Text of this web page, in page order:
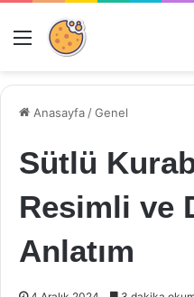
Menü
Anasayfa /Genel
Sütlü
Resimli ve
Anlatım